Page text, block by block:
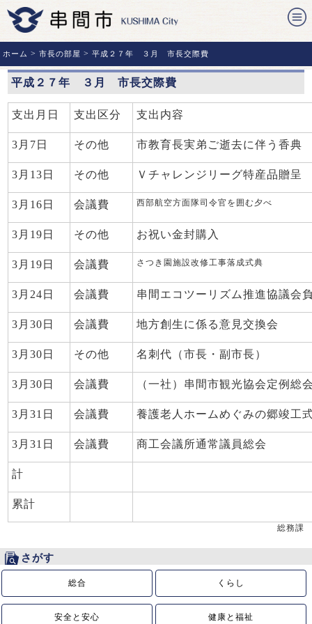
ホーム >市長の部屋 >平成２７年 ３月 市長交際費
平成２７年 ３月 市長交際費
支出月日 支出区分 支出内容
3月7日 その他 市教育長実弟ご逝去に伴う香典
3月13日 その他 Ｖチャレンジリーグ特産品贈呈
3月16日 会議費 西部航空方面隊司令官を囲む夕べ
3月19日 その他 お祝い金封購入
3月19日 会議費 さつき園施設改修工事落成式典
3月24日 会議費 串間エコツーリズム推進協議会
3月30日 会議費 地方創生に係る意見交換会
3月30日 その他 名刺代（市長・副市長）
3月30日 会議費 （一社）串間市観光協会定例総
3月31日 会議費 養護老人ホームめぐみの郷竣工
3月31日 会議費 商工会議所通常議員総会
計
累計
総務課
さがす
総合 くらし
安全と安心 健康と福祉